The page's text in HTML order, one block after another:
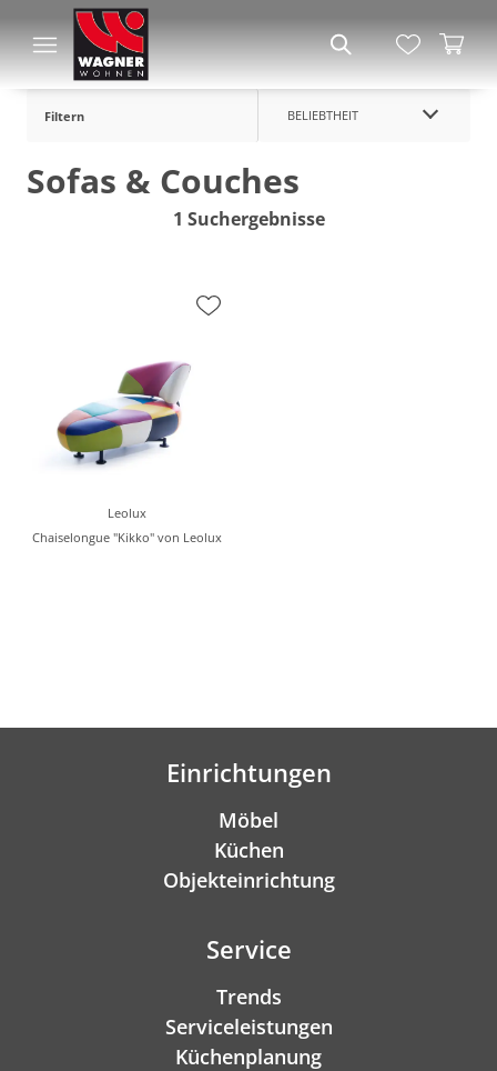
Filtern BELIEBTHEIT
Sofas & Couches
1 Suchergebnisse
Leolux
Chaiselongue "Kikko" von Leolux
Einrichtungen
Möbel
Küchen
Objekteinrichtung
Service
Trends
Serviceleistungen
Küchenplanung